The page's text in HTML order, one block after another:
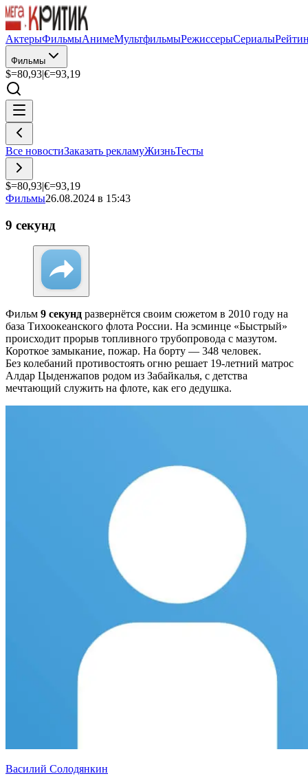
АктерыФильмыАнимеМультфильмыРежиссерыСериалы
Фильмы
$=80,93|€=93,19
Все новостиЗаказать рекламуЖизньТесты
$=80,93|€=93,19
Фильмы26.08.2024 в 15:43
9 секунд
Фильм 9 секунд развернётся своим сюжетом в 2010 году на
база Тихоокеанского флота России. На эсминце «Быстрый»
происходит прорыв топливного трубопровода с мазутом.
Короткое замыкание, пожар. На борту — 348 человек.
Без колебаний противостоять огню решает 19-летний матрос
Алдар Цыденжапов родом из Забайкалья, с детства
мечтающий служить на флоте, как его дедушка.
Василий Солодянкин